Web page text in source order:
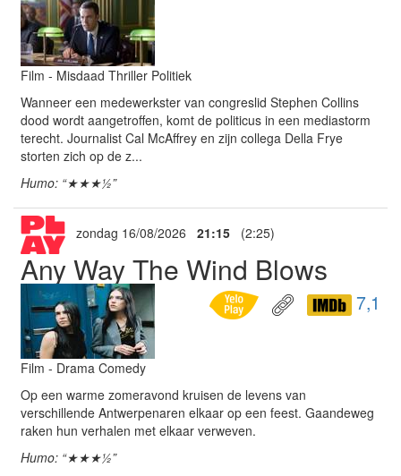
Film - Misdaad Thriller Politiek
Wanneer een medewerkster van congreslid Stephen Collins
dood wordt aangetroffen, komt de politicus in een mediastorm
terecht. Journalist Cal McAffrey en zijn collega Della Frye
storten zich op de z...
Humo: “★★★½”
zondag 16/08/2026 21:15 (2:25)
Any Way The Wind Blows
7,1
Film - Drama Comedy
Op een warme zomeravond kruisen de levens van
verschillende Antwerpenaren elkaar op een feest. Gaandeweg
raken hun verhalen met elkaar verweven.
Humo: “★★★½”